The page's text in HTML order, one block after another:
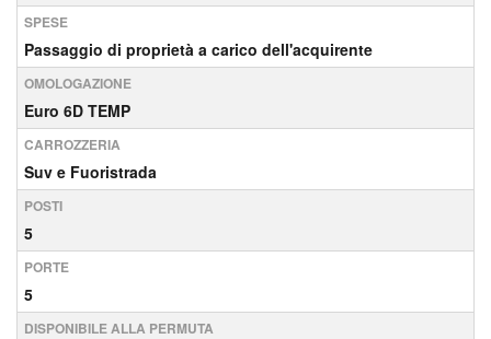
SPESE
Passaggio di proprietà a carico dell'acquirente
OMOLOGAZIONE
Euro 6D TEMP
CARROZZERIA
Suv e Fuoristrada
POSTI
5
PORTE
5
DISPONIBILE ALLA PERMUTA